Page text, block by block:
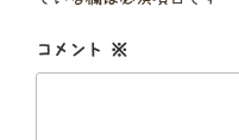
コメント ※